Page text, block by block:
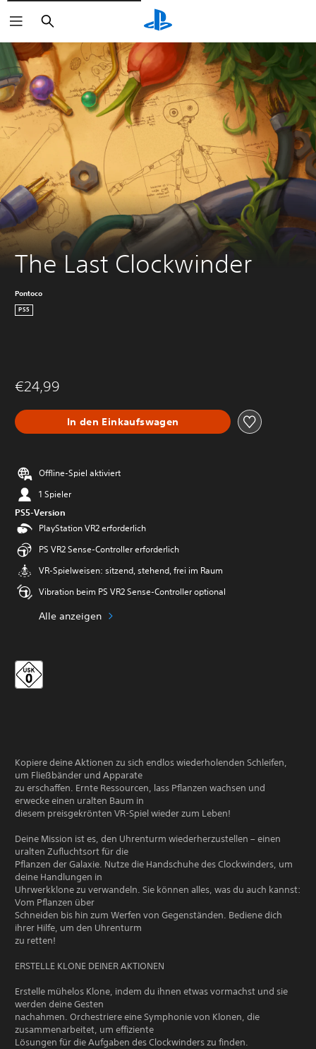
Suchen
The Last Clockwinder
Pontoco
PS5
€24,99
In den Einkaufswagen
Offline-Spiel aktiviert
1 Spieler
PS5-Version
PlayStation VR2 erforderlich
PS VR2 Sense-Controller erforderlich
VR-Spielweisen: sitzend, stehend, frei im Raum
Vibration beim PS VR2 Sense-Controller optional
Alle anzeigen
Kopiere deine Aktionen zu sich endlos wiederholenden Schleifen,
um Fließbänder und Apparate
zu erschaffen. Ernte Ressourcen, lass Pflanzen wachsen und
erwecke einen uralten Baum in
diesem preisgekrönten VR-Spiel wieder zum Leben!
Deine Mission ist es, den Uhrenturm wiederherzustellen – einen
uralten Zufluchtsort für die
Pflanzen der Galaxie. Nutze die Handschuhe des Clockwinders, um
deine Handlungen in
Uhrwerkklone zu verwandeln. Sie können alles, was du auch kannst:
Vom Pflanzen über
Schneiden bis hin zum Werfen von Gegenständen. Bediene dich
ihrer Hilfe, um den Uhrenturm
zu retten!
ERSTELLE KLONE DEINER AKTIONEN
Erstelle mühelos Klone, indem du ihnen etwas vormachst und sie
werden deine Gesten
nachahmen. Orchestriere eine Symphonie von Klonen, die
zusammenarbeitet, um effiziente
Lösungen für die Aufgaben des Clockwinders zu finden.